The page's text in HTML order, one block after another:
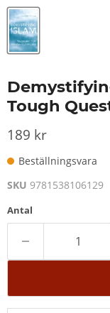
Tough
189 kr
Beställningsvara
SKU 9781538106129
Antal